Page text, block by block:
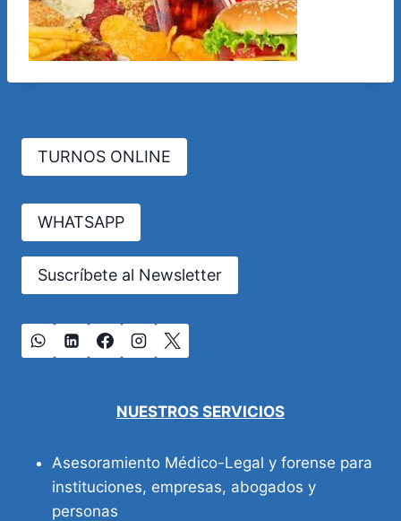
TURNOS ONLINE
WHATSAPP
Suscríbete al Newsletter
NUESTROS SERVICIOS
Asesoramiento Médico-Legal y forense para
instituciones, empresas, abogados y
personas